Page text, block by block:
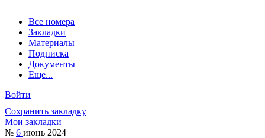
Все номера
Закладки
Материалы
Подписка
Документы
Еще...
Войти
Сохранить закладку
Мои закладки
№ 6 июнь 2024